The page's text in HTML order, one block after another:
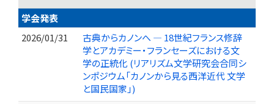
学会発表
2026/01/31
古典からカノンへ ― 18世紀フランス修辞
学とアカデミー・フランセーズにおける文
学の正統化 (リアリズム文学研究会合同シ
ンポジウム「カノンから見る西洋近代 文学
と国民国家」)